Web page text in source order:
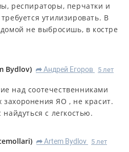
респираторы, перчатки и
утилизировать. В
не выбросишь, в костре
Bydlov) R Андрей Егоров
5 лет
над соотечественниками
ЯО , не красит.
с легкостью.
) R Artem Bydlov
5 лет